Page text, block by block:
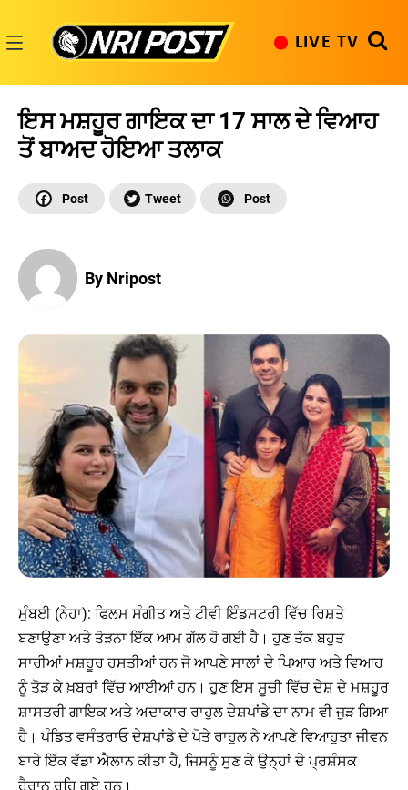
content
LIVE TV
ਇਸ ਮਸ਼ਹੂਰ ਗਾਇਕ ਦਾ 17 ਸਾਲ ਦੇ ਵਿਆਹ
ਤੋਂ ਬਾਅਦ ਹੋਇਆ ਤਲਾਕ
By Nripost
ਮੁੰਬਈ (ਨੇਹਾ): ਫਿਲਮ ਸੰਗੀਤ ਅਤੇ ਟੀਵੀ ਇੰਡਸਟਰੀ ਵਿੱਚ ਰਿਸ਼ਤੇ
ਬਣਾਉਣਾ ਅਤੇ ਤੋੜਨਾ ਇੱਕ ਆਮ ਗੱਲ ਹੋ ਗਈ ਹੈ। ਹੁਣ ਤੱਕ ਬਹੁਤ
ਸਾਰੀਆਂ ਮਸ਼ਹੂਰ ਹਸਤੀਆਂ ਹਨ ਜੋ ਆਪਣੇ ਸਾਲਾਂ ਦੇ ਪਿਆਰ ਅਤੇ ਵਿਆਹ
ਨੂੰ ਤੋੜ ਕੇ ਖ਼ਬਰਾਂ ਵਿੱਚ ਆਈਆਂ ਹਨ। ਹੁਣ ਇਸ ਸੂਚੀ ਵਿੱਚ ਦੇਸ਼ ਦੇ ਮਸ਼ਹੂਰ
ਸ਼ਾਸਤਰੀ ਗਾਇਕ ਅਤੇ ਅਦਾਕਾਰ ਰਾਹੁਲ ਦੇਸ਼ਪਾਂਡੇ ਦਾ ਨਾਮ ਵੀ ਜੁੜ ਗਿਆ
ਹੈ। ਪੰਡਿਤ ਵਸੰਤਰਾਓ ਦੇਸ਼ਪਾਂਡੇ ਦੇ ਪੋਤੇ ਰਾਹੁਲ ਨੇ ਆਪਣੇ ਵਿਆਹੁਤਾ ਜੀਵਨ
ਬਾਰੇ ਇੱਕ ਵੱਡਾ ਐਲਾਨ ਕੀਤਾ ਹੈ, ਜਿਸਨੂੰ ਸੁਣ ਕੇ ਉਨ੍ਹਾਂ ਦੇ ਪ੍ਰਸ਼ੰਸਕ
ਹੈਰਾਨ ਰਹਿ ਗਏ ਹਨ।